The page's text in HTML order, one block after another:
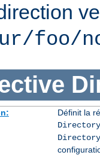
foo/
Définit la